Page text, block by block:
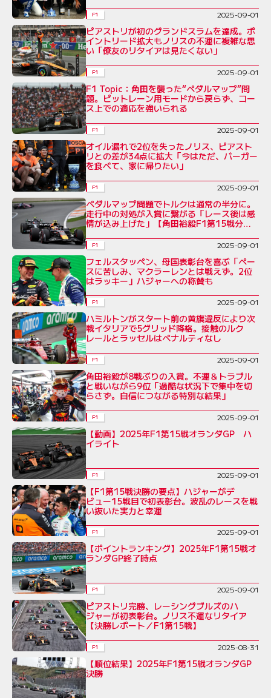
F1 2025-09-01
ピアストリが初のグランドスラムを達成。ポ
イントリード拡大もノリスの不運に複雑な思
い「僚友のリタイアは見たくない」
F1 2025-09-01
F1 Topic：角田を襲った“ペダルマップ”問
題。ピットレーン用モードから戻らず、コー
ス上での適応を強いられる
F1 2025-09-01
オイル漏れで2位を失ったノリス、ピアスト
リとの差が34点に拡大「今はただ、バーガー
を食べて、家に帰りたい」
F1 2025-09-01
ペダルマップ問題でトルクは通常の半分に。
走行中の対処が入賞に繋がる「レース後は感
情が込み上げた」【角田裕毅F1第15戦分
F1 2025-09-01
フェルスタッペン、母国表彰台を喜ぶ「ペー
スに苦しみ、マクラーレンとは戦えず。2位
はラッキー」ハジャーへの称賛も
F1 2025-09-01
ハミルトンがスタート前の黄旗違反により次
戦イタリアで5グリッド降格。接触のルク
レールとラッセルはペナルティなし
F1 2025-09-01
角田裕毅が8戦ぶりの入賞。不運＆トラブル
と戦いながら9位「過酷な状況下で集中を切
らさず。自信につながる特別な結果」
F1 2025-09-01
【動画】2025年F1第15戦オランダGP ハ
イライト
F1 2025-09-01
【F1第15戦決勝の要点】ハジャーがデ
ビュー15戦目で初表彰台。波乱のレースを戦
い抜いた実力と幸運
F1 2025-09-01
【ポイントランキング】2025年F1第15戦オ
ランダGP終了時点
F1 2025-09-01
ピアストリ完勝、レーシングブルズのハ
ジャーが初表彰台。ノリス不運なリタイア
【決勝レポート／F1第15戦】
F1 2025-08-31
【順位結果】2025年F1第15戦オランダGP
決勝